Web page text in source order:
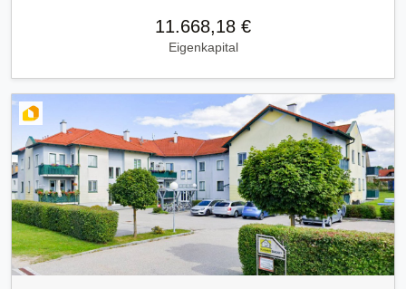
11.668,18 €
Eigenkapital